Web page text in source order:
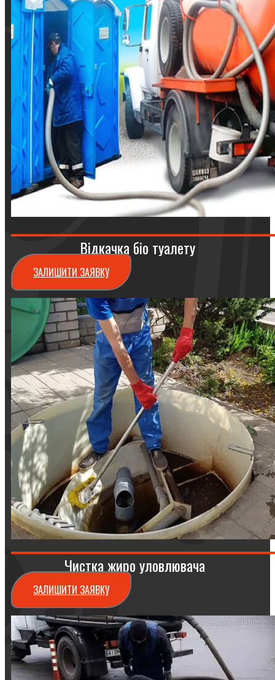
Відкачка біо туалету
ЗАЛИШИТИ ЗАЯВКУ
Чистка жиро уловлювача
ЗАЛИШИТИ ЗАЯВКУ